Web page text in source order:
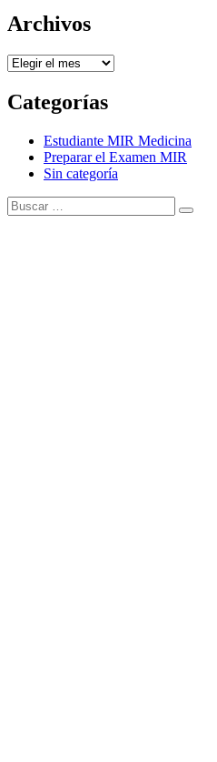
Archivos
Archivos
Categorías
Estudiante MIR Medicina
Preparar el Examen MIR
Sin categoría
Buscar:
Buscar